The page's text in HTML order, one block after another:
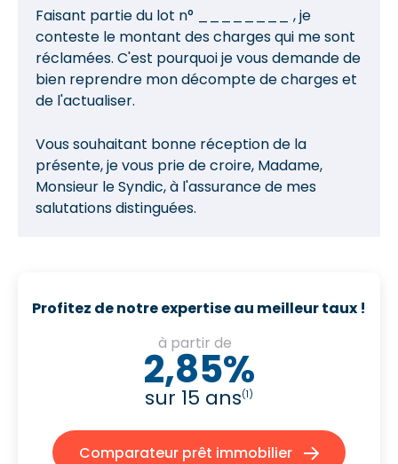
Faisant partie du lot n° ________ , je
conteste le montant des charges qui me sont
réclamées. C'est pourquoi je vous demande de
bien reprendre mon décompte de charges et
de l'actualiser.
Vous souhaitant bonne réception de la
présente, je vous prie de croire, Madame,
Monsieur le Syndic, à l'assurance de mes
salutations distinguées.
Profitez de notre expertise au meilleur taux !
à partir de
2,85%
sur 15 ans(1)
Comparateur prêt immobilier